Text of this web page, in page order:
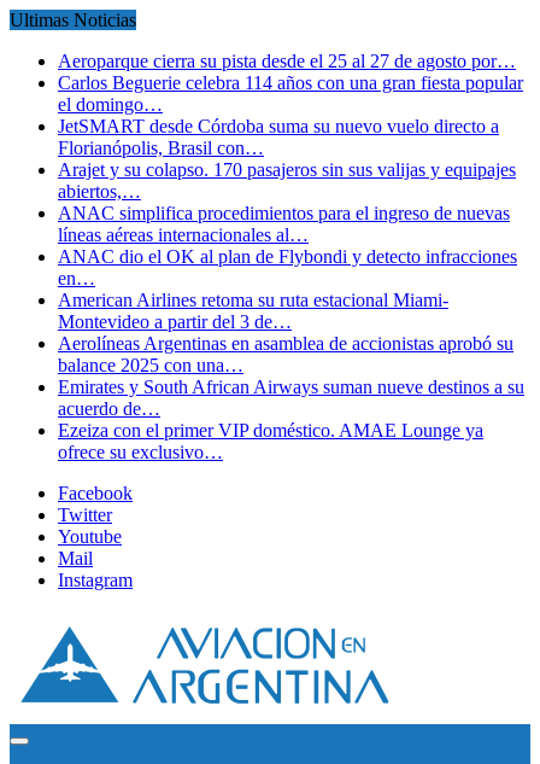
Ultimas Noticias
Aeroparque cierra su pista desde el 25 al 27 de agosto por…
Carlos Beguerie celebra 114 años con una gran fiesta popular
el domingo…
JetSMART desde Córdoba suma su nuevo vuelo directo a
Florianópolis, Brasil con…
Arajet y su colapso. 170 pasajeros sin sus valijas y equipajes
abiertos,…
ANAC simplifica procedimientos para el ingreso de nuevas
líneas aéreas internacionales al…
ANAC dio el OK al plan de Flybondi y detecto infracciones
en…
American Airlines retoma su ruta estacional Miami-
Montevideo a partir del 3 de…
Aerolíneas Argentinas en asamblea de accionistas aprobó su
balance 2025 con una…
Emirates y South African Airways suman nueve destinos a su
acuerdo de…
Ezeiza con el primer VIP doméstico. AMAE Lounge ya
ofrece su exclusivo…
Facebook
Twitter
Youtube
Mail
Instagram